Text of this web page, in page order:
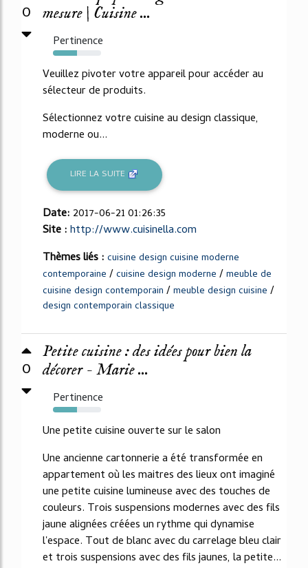
0
mesure | Cuisine ...
Pertinence
50%
Veuillez pivoter votre appareil pour accéder au
sélecteur de produits.
Sélectionnez votre cuisine au design classique,
moderne ou...
LIRE LA SUITE
Date: 2017-06-21 01:26:35
Site :http://www.cuisinella.com
Thèmes liés : cuisine design cuisine moderne
contemporaine /cuisine design moderne /meuble de
cuisine design contemporain /meuble design cuisine /
design contemporain classique
0
Petite cuisine : des idées pour bien la
décorer - Marie ...
Pertinence
50%
Une petite cuisine ouverte sur le salon
Une ancienne cartonnerie a été transformée en
appartement où les maitres des lieux ont imaginé
une petite cuisine lumineuse avec des touches de
couleurs. Trois suspensions modernes avec des fils
jaune alignées créées un rythme qui dynamise
l'espace. Tout de blanc avec du carrelage bleu clair
et trois suspensions avec des fils jaunes, la petite...